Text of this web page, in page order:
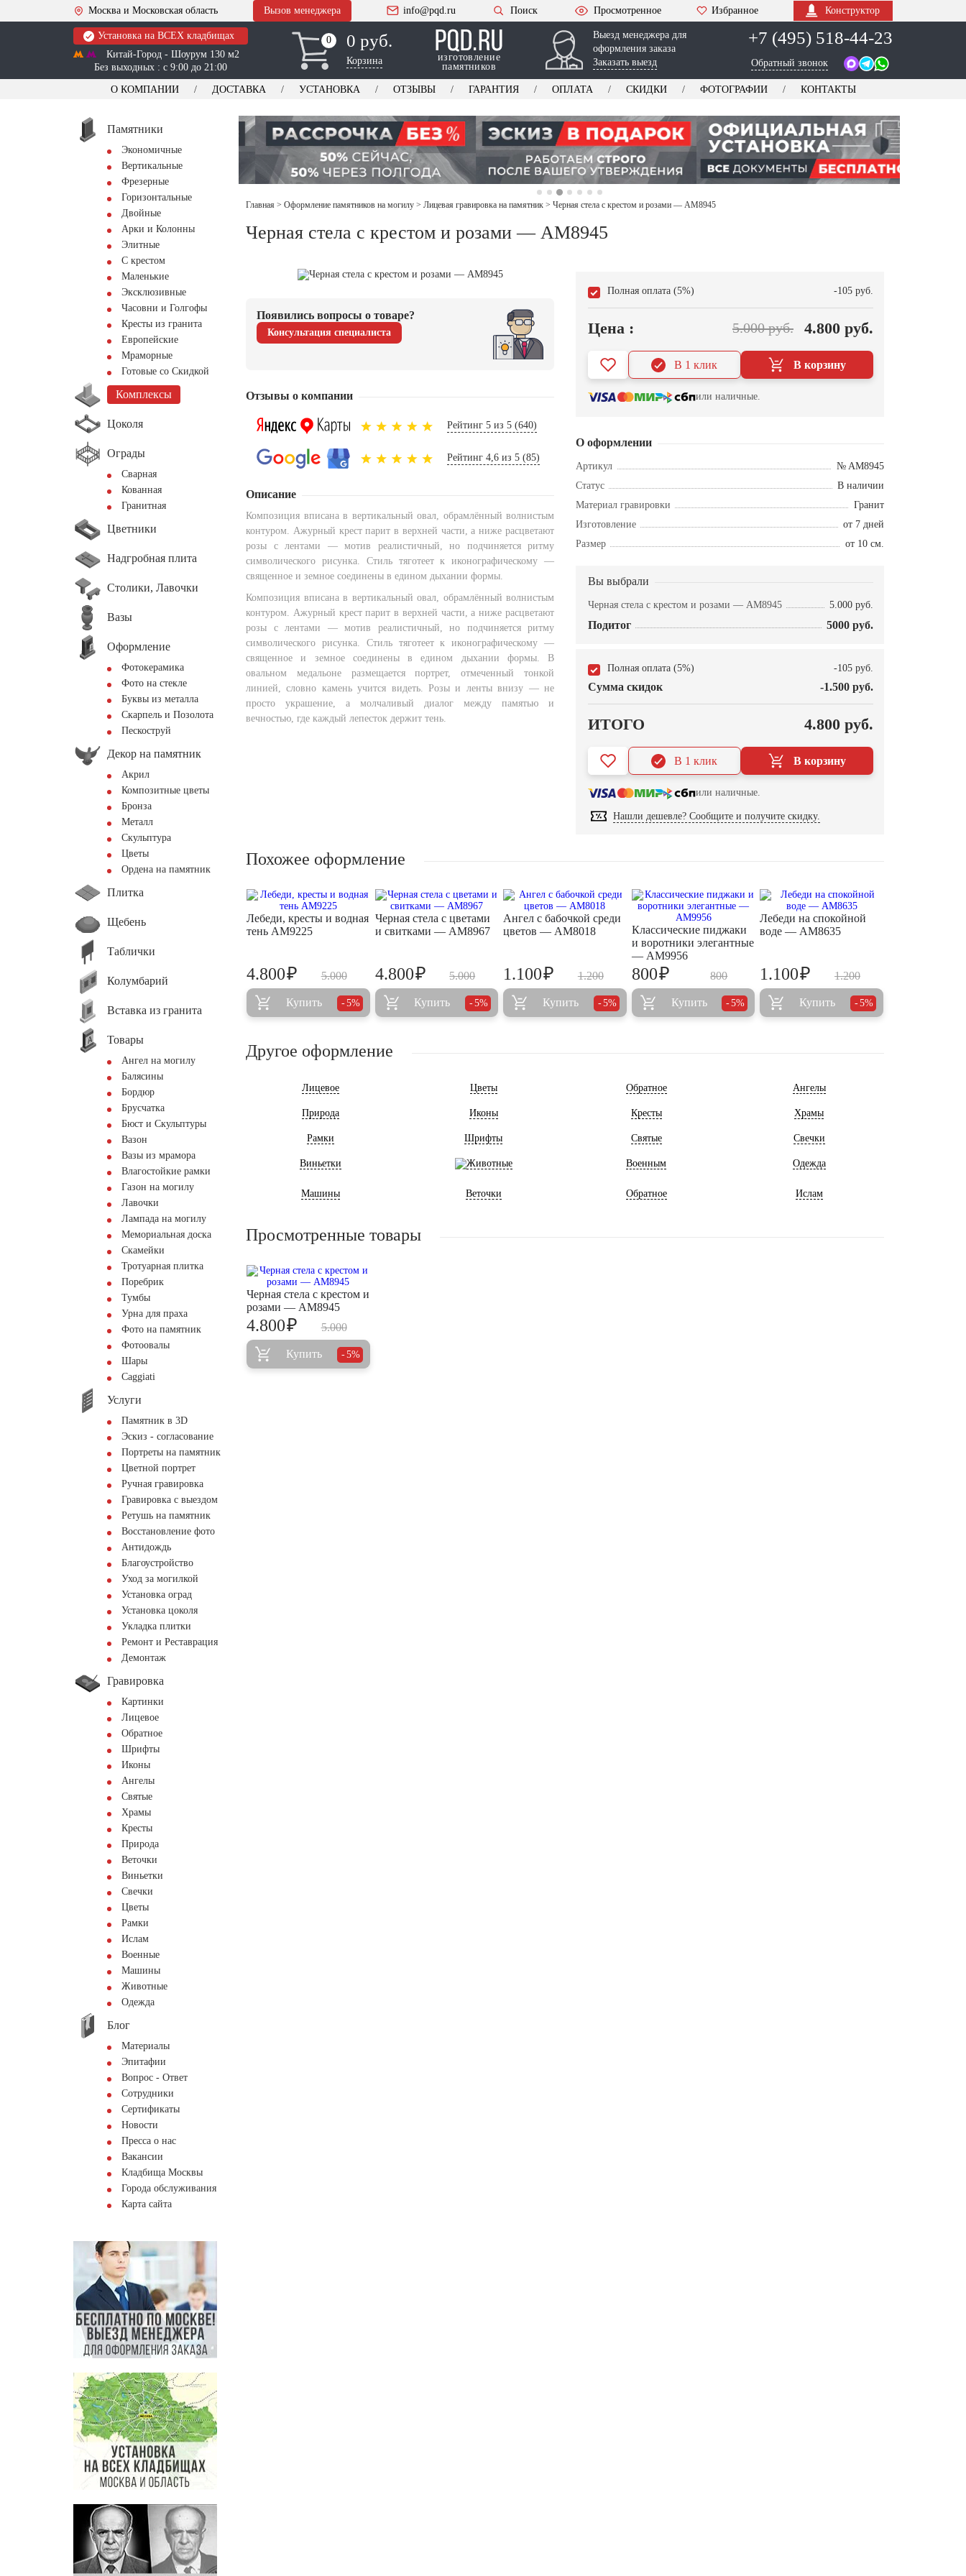
Москва и Московская область Вызов менеджера info@pqd.ru Поиск Просмотренное Избранное Конструктор
Установка на ВСЕХ кладбищах
Китай-Город - Шоурум 130 м2
Без выходных : с 9:00 до 21:00
0
0 0 руб.
Корзина
изготовление
памятников
Выезд менеджера для
оформления заказа
Заказать выезд
+7 (495) 518-44-23
Обратный звонок
О КОМПАНИИ ДОСТАВКА УСТАНОВКА ОТЗЫВЫ ГАРАНТИЯ ОПЛАТА СКИДКИ ФОТОГРАФИИ КОНТАКТЫ
Памятники
Экономичные
Вертикальные
Фрезерные
Горизонтальные
Двойные
Арки и Колонны
Элитные
С крестом
Маленькие
Эксклюзивные
Часовни и Голгофы
Кресты из гранита
Европейские
Мраморные
Готовые со Скидкой
Комплексы
Цоколя
Ограды
Сварная
Кованная
Гранитная
Цветники
Надгробная плита
Столики, Лавочки
Вазы
Оформление
Фотокерамика
Фото на стекле
Буквы из металла
Скарпель и Позолота
Пескоструй
Декор на памятник
Акрил
Композитные цветы
Бронза
Металл
Скульптура
Цветы
Ордена на памятник
Плитка
Щебень
Таблички
Колумбарий
Вставка из гранита
Товары
Ангел на могилу
Балясины
Бордюр
Брусчатка
Бюст и Скульптуры
Вазон
Вазы из мрамора
Влагостойкие рамки
Газон на могилу
Лавочки
Лампада на могилу
Мемориальная доска
Скамейки
Тротуарная плитка
Поребрик
Тумбы
Урна для праха
Фото на памятник
Фотоовалы
Шары
Сaggiati
Услуги
Памятник в 3D
Эскиз - согласование
Портреты на памятник
Цветной портрет
Ручная гравировка
Гравировка с выездом
Ретушь на памятник
Восстановление фото
Антидождь
Благоустройство
Уход за могилкой
Установка оград
Установка цоколя
Укладка плитки
Ремонт и Реставрация
Демонтаж
Гравировка
Картинки
Лицевое
Обратное
Шрифты
Иконы
Ангелы
Святые
Храмы
Кресты
Природа
Веточки
Виньетки
Свечки
Цветы
Рамки
Ислам
Военные
Машины
Животные
Одежда
Блог
Материалы
Эпитафии
Вопрос - Ответ
Сотрудники
Сертификаты
Новости
Пресса о нас
Вакансии
Кладбища Москвы
Города обслуживания
Карта сайта
Главная > Оформление памятников на могилу > Лицевая гравировка на памятник > Черная стела с крестом и розами — AM8945
Черная стела с крестом и розами — AM8945
Появились вопросы о товаре?
Консультация специалиста
Отзывы о компании
Рейтинг 5 из 5 (640)
Рейтинг 4,6 из 5 (85)
Описание
Композиция вписана в вертикальный овал, обрамлённый волнистым
контуром. Ажурный крест парит в верхней части, а ниже расцветают
розы с лентами — мотив реалистичный, но подчиняется ритму
символического рисунка. Стиль тяготеет к иконографическому —
священное и земное соединены в едином дыхании формы.
Композиция вписана в вертикальный овал, обрамлённый волнистым
контуром. Ажурный крест парит в верхней части, а ниже расцветают
розы с лентами — мотив реалистичный, но подчиняется ритму
символического рисунка. Стиль тяготеет к иконографическому —
священное и земное соединены в едином дыхании формы. В
овальном медальоне размещается портрет, отмеченный тонкой
линией, словно камень учится видеть. Розы и ленты внизу — не
просто украшение, а молчаливый диалог между памятью и
вечностью, где каждый лепесток держит тень.
Полная оплата (5%) -105 руб.
Цена : 5.000 руб. 4.800 руб.
В корзину
В 1 клик
или наличные.
О оформлении
Артикул
№ AM8945
Статус
В наличии
Материал гравировки
Гранит
Изготовление
от 7 дней
Размер
от 10 см.
Вы выбрали
Черная стела с крестом и розами — AM8945 5.000 руб.
Подитог 5000 руб.
Полная оплата (5%) -105 руб.
Сумма скидок -1.500 руб.
ИТОГО 4.800 руб.
В корзину
В 1 клик
или наличные.
Нашли дешевле? Сообщите и получите скидку.
Похожее оформление
Лебеди, кресты и водная
тень AM9225
5.000
4.800₽
Купить 5%
Черная стела с цветами
и свитками — AM8967
5.000
4.800₽
Купить 5%
Ангел с бабочкой среди
цветов — AM8018
1.200
1.100₽
Купить 5%
Классические пиджаки
и воротники элегантные
— AM9956
800
800₽
Купить 5%
Лебеди на спокойной
воде — AM8635
1.200
1.100₽
Купить 5%
Другое оформление
Лицевое Цветы Обратное Ангелы
Природа Иконы Кресты Храмы
Рамки Шрифты Святые Свечки
Виньетки Животные Военным Одежда
Машины Веточки Обратное Ислам
Просмотренные товары
Черная стела с крестом и
розами — AM8945
5.000
4.800₽
Купить 5%